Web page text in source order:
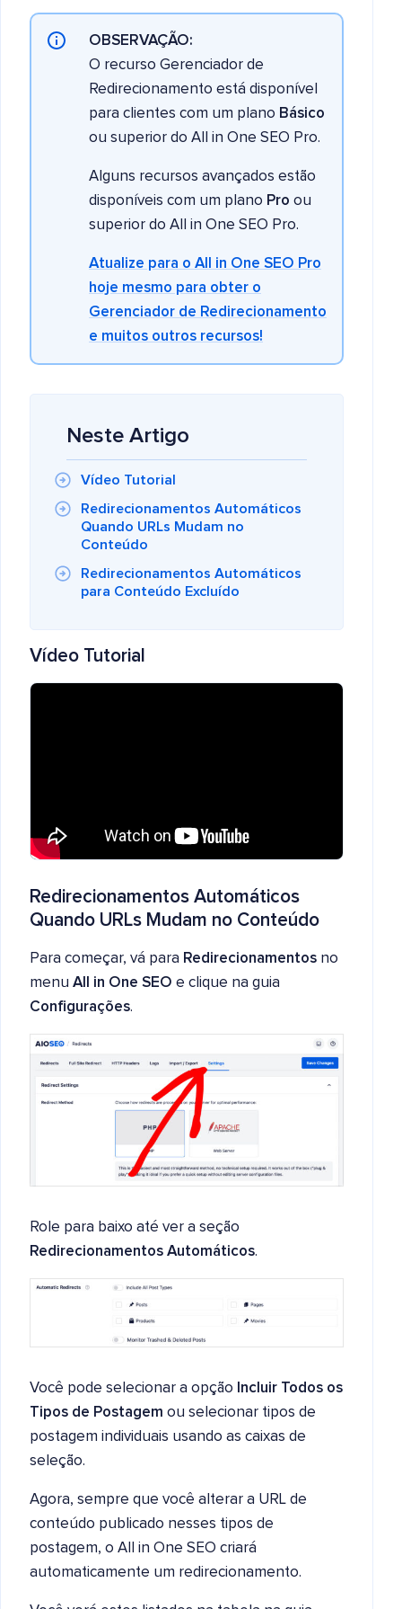
OBSERVAÇÃO:
O recurso Gerenciador de
Redirecionamento está disponível
para clientes com um plano Básico
ou superior do All in One SEO Pro.
Alguns recursos avançados estão
disponíveis com um plano Pro ou
superior do All in One SEO Pro.
Atualize para o All in One SEO Pro
hoje mesmo para obter o
Gerenciador de Redirecionamento
e muitos outros recursos!
Neste Artigo
Vídeo Tutorial
Redirecionamentos Automáticos
Quando URLs Mudam no
Conteúdo
Redirecionamentos Automáticos
para Conteúdo Excluído
Vídeo Tutorial
Redirecionamentos Automáticos
Quando URLs Mudam no Conteúdo
Para começar, vá para Redirecionamentos no
menu All in One SEO e clique na guia
Configurações.
Role para baixo até ver a seção
Redirecionamentos Automáticos.
Você pode selecionar a opção Incluir Todos os
Tipos de Postagem ou selecionar tipos de
postagem individuais usando as caixas de
seleção.
Agora, sempre que você alterar a URL de
conteúdo publicado nesses tipos de
postagem, o All in One SEO criará
automaticamente um redirecionamento.